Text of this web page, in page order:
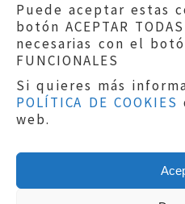
Puede aceptar estas
botón ACEPTAR
necesarias con el
FUNCIONALES
Si quieres más
POLÍTICA DE COOKIES
web.Aviso legal|
Protección de Datos
Política de
Copyright © 2019El